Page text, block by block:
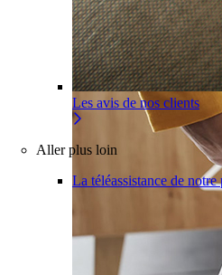
Les avis de nos clients
Aller plus loin
La téléassistance de notre